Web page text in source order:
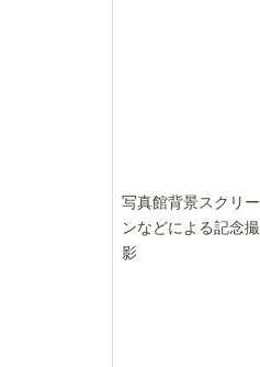
写真館背景スクリー
ンなどによる記念撮
影